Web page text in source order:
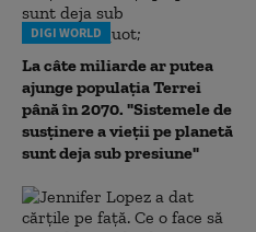
DIGI WORLD
La câte miliarde ar putea
ajunge populația Terrei
până în 2070. "Sistemele de
susținere a vieții pe planetă
sunt deja sub presiune"